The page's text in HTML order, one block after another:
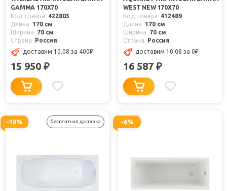
GAMMA 170X70
Код товара
422803
Длина
170 см
Ширина
70 см
Страна
Россия
доставим 10.08 за 400₽
15 950 ₽
WEST NEW 170X70
Код товара
412489
Длина
170 см
Ширина
70 см
Страна
Россия
доставим 10.08 за 0₽
16 587 ₽
-18% бесплатная доставка -6%